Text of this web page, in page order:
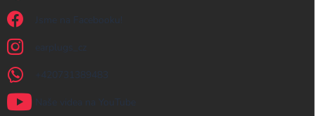
Jsme na Facebooku!
earplugs_cz
+420731389483
Naše videa na YouTube